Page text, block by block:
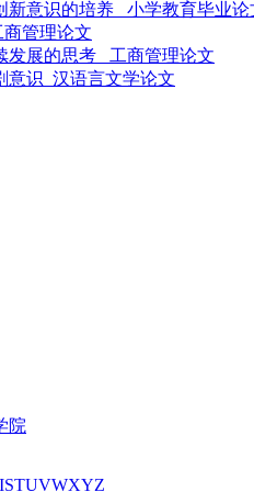
新意识的培养 _小学教育毕业论
管理论文
发展的思考 _工商管理论文
意识_汉语言文学论文
院
ISTUVWXYZ